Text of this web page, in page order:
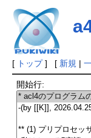
[ トップ] [ 新規 |
開始行: